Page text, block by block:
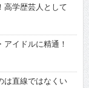
学歴芸人として
イドルに精通！
直線ではなくい